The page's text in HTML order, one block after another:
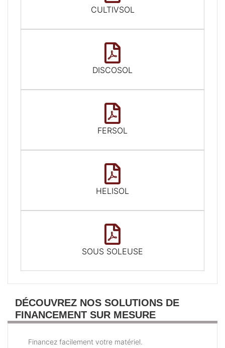
CULTIVSOL
DISCOSOL
FERSOL
HELISOL
SOUS SOLEUSE
DÉCOUVREZ NOS SOLUTIONS DE
FINANCEMENT SUR MESURE
Financez facilement votre matériel.